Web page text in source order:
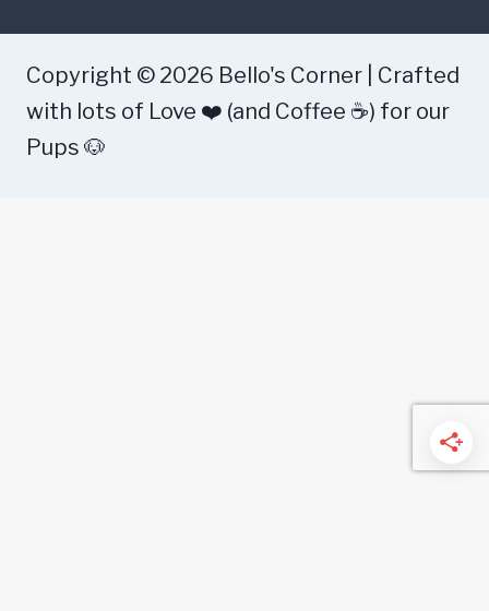
Copyright © 2026 Bello's Corner | Crafted
with lots of Love ❤️ (and Coffee ☕) for our
Pups 🐶